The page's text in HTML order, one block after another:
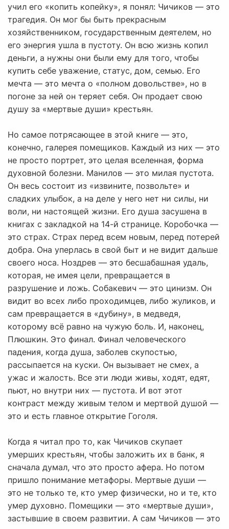
учил его «копить копейку», я понял: Чичиков — это
трагедия. Он мог бы быть прекрасным
хозяйственником, государственным деятелем, но
его энергия ушла в пустоту. Он всю жизнь копил
деньги, а нужны они были ему для того, чтобы
купить себе уважение, статус, дом, семью. Его
мечта — это мечта о «полном довольстве», но в
погоне за ней он теряет себя. Он продает свою
душу за «мертвые души» крестьян.
Но самое потрясающее в этой книге — это,
конечно, галерея помещиков. Каждый из них — это
не просто портрет, это целая вселенная, форма
духовной болезни. Манилов — это милая пустота.
Он весь состоит из «извините, позвольте» и
сладких улыбок, а на деле у него нет ни силы, ни
воли, ни настоящей жизни. Его душа засушена в
книгах с закладкой на 14-й странице. Коробочка —
это страх. Страх перед всем новым, перед потерей
добра. Она уперлась в свой быт и не видит дальше
своего носа. Ноздрев — это бесшабашная удаль,
которая, не имея цели, превращается в
разрушение и ложь. Собакевич — это цинизм. Он
видит во всех либо проходимцев, либо жуликов, и
сам превращается в «дубину», в медведя,
которому всё равно на чужую боль. И, наконец,
Плюшкин. Это финал. Финал человеческого
падения, когда душа, заболев скупостью,
рассыпается на куски. Он вызывает не смех, а
ужас и жалость. Все эти люди живы, ходят, едят,
пьют, но внутри них — пустота. И вот этот
контраст между живым телом и мертвой душой —
это и есть главное открытие Гоголя.
Когда я читал про то, как Чичиков скупает
умерших крестьян, чтобы заложить их в банк, я
сначала думал, что это просто афера. Но потом
пришло понимание метафоры. Мертвые души —
это не только те, кто умер физически, но и те, кто
умер духовно. Помещики — это «мертвые души»,
застывшие в своем развитии. А сам Чичиков — это